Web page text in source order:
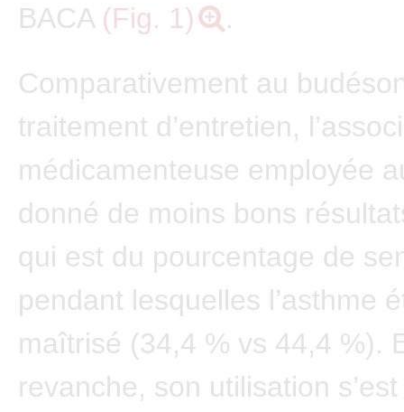
BACA (Fig. 1)
.
Comparativement au
traitement d’entretien,
médicamenteuse employée
donné de moins bons
qui est du pourcentage de
pendant lesquelles l’asthme
maîtrisé (34,4 % vs 44,4 %).
revanche, son utilisation